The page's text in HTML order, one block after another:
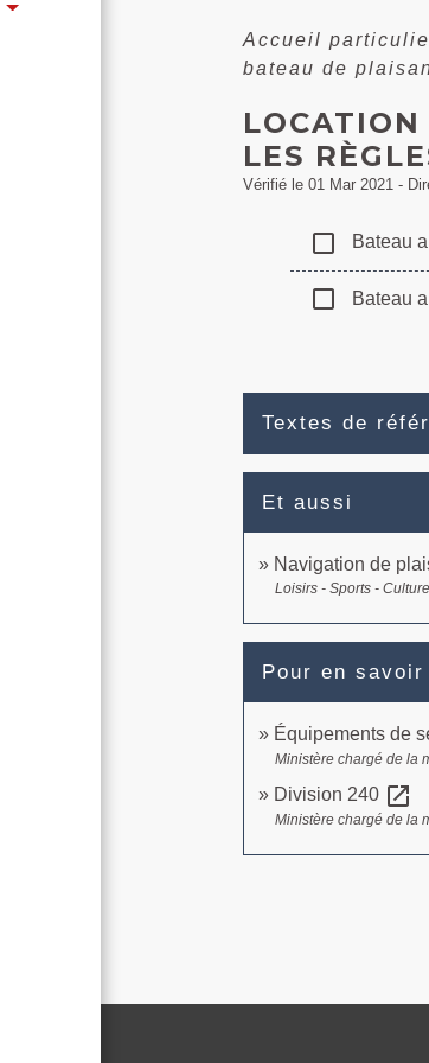
Accueil
bateau de
LES
Vérifié le 01 Mar 2021 -
check_box_outline_blank Bateau
check_box_outline_blank Bateau
Textes de
Et aussi
Navigation de
Loisirs - Sports - Culture
Pour en savoir
Équipements de
Ministère chargé de la
Division 240 open_in_new
Ministère chargé de la